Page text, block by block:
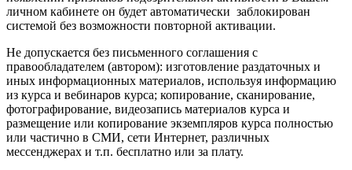
личном кабинете он будет автоматически заблокирован
системой без возможности повторной активации.
Не допускается без письменного соглашения с
правообладателем (автором): изготовление раздаточных и
иных информационных материалов, используя информацию
из курса и вебинаров курса; копирование, сканирование,
фотографирование, видеозапись материалов курса и
размещение или копирование экземпляров курса полностью
или частично в СМИ, сети Интернет, различных
мессенджерах и т.п. бесплатно или за плату.